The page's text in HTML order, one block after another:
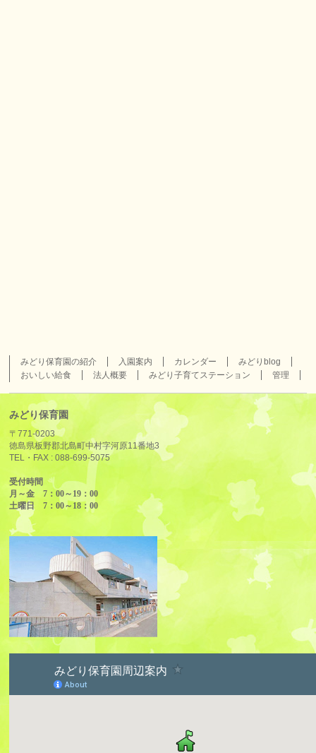
みどり保育園の紹介 入園案内 カレンダー
みどりblog
おいしい給食
法人概要 みどり子育てステーション 管理
みどり保育園
〒771-0203
徳島県板野郡北島町中村字河原11番地3
TEL・FAX :088-699-5075
受付時間
月～金 7：00～19：00
土曜日 7：00～18：00